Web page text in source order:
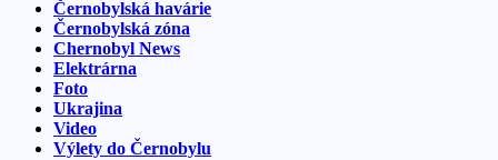
Černobylská havárie
Černobylská zóna
Chernobyl News
Elektrárna
Foto
Ukrajina
Video
Výlety do Černobylu